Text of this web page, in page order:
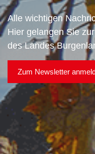
Alle wichtigen
Hier gelangen Sie
des Landes
Zum Newsletter